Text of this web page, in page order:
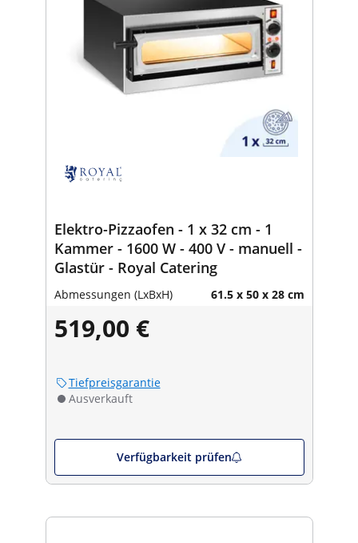
Elektro-Pizzaofen - 1 x 32 cm - 1
Kammer - 1600 W - 400 V - manuell -
Glastür - Royal Catering
Abmessungen (LxBxH) 61.5 x 50 x 28 cm
519,00 €
Tiefpreisgarantie
Ausverkauft
Verfügbarkeit prüfen